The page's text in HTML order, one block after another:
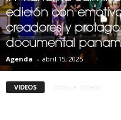
edición con
creadores y
documental
Agenda - abril 15, 2025
VIDEOS Videos